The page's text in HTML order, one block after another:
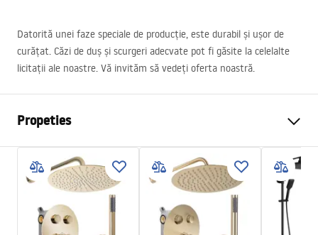
Datorită unei faze speciale de producție, este durabil și ușor de
curățat. Căzi de duș și scurgeri adecvate pot fi găsite la celelalte
licitații ale noastre. Vă invităm să vedeți oferta noastră.
Propeties
Dimensiune (usa x perete)
Culoare
Gold
Tip cabina
Walk-in
Culoare sticla
Transparent 8mm